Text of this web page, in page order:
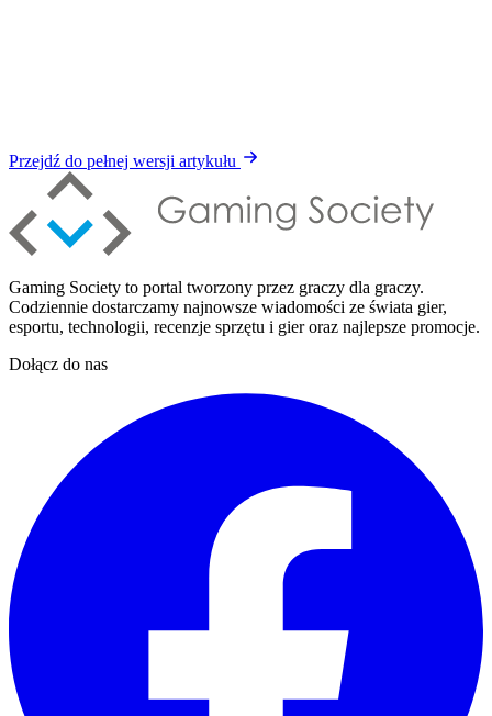
Przejdź do pełnej wersji artykułu
Gaming Society to portal tworzony przez graczy dla graczy.
Codziennie dostarczamy najnowsze wiadomości ze świata gier,
esportu, technologii, recenzje sprzętu i gier oraz najlepsze promocje.
Dołącz do nas